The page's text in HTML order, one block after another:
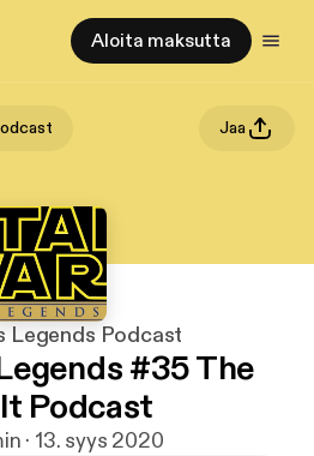
Aloita maksutta
Jaa
Legends Podcast
#35 The
Podcast
· 13. syys 2020